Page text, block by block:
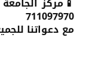
711097970
مع دعواتنا